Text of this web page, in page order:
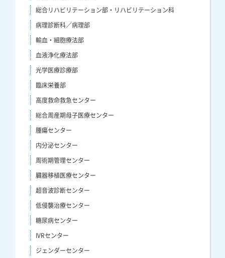
総合リハビリテーション部・リハビリテーション科
病理診断科／病理部
輸血・細胞療法部
血液浄化療法部
光学医療診療部
臨床栄養部
高度救命救急センター
総合周産期母子医療センター
腫瘍センター
内分泌センター
周術期管理センター
臓器移植医療センター
超音波診断センター
低侵襲治療センター
糖尿病センター
IVRセンター
ジェンダーセンター